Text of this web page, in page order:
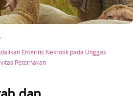
Enteritis Nekrotik pada Unggas
Peternakan